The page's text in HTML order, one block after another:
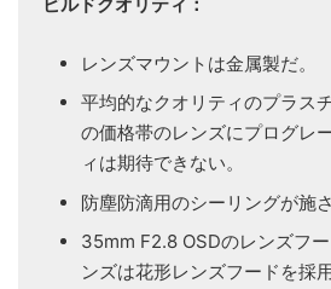
レンズマウントは金属製だ。
平均的なクオリティのプラス
の価格帯のレンズにプログレ
ィは期待できない。
防塵防滴用のシーリングが施
35mm F2.8 OSDのレンズフ
ンズは花形レンズフードを採